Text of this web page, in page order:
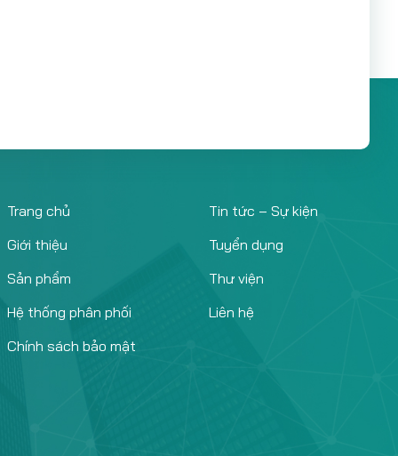
Trang chủ
Giới thiệu
Sản phẩm
Hệ thống phân phối
Chính sách bảo mật
Tin tức – Sự kiện
Tuyển dụng
Thư viện
Liên hệ